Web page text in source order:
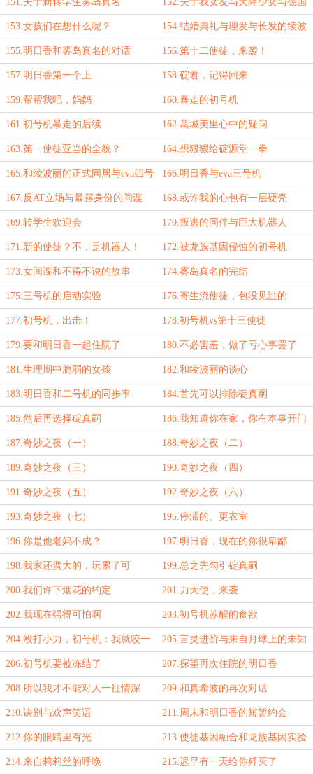
大小姐的惨烈修罗场
153.女孩们在想什么呢？ 154.结婚典礼与理发与长发的绫波
丽
155.明日香和雾岛真名的对话 156.第十二使徒，来袭！
157.明日香第一个上 158.碇君，记得回来
159.帮帮我吧，妈妈 160.暴走的初号机
161.初号机暴走的后续 162.葛城美里心中的疑问
163.第一使徒亚当的全貌？ 164.想狠狠给碇源堂一拳
165.和绫波丽的正式同居与eva四号
机
166.明日香与eva三号机
167.反AT立场与暴露身份的间谍 168.或许我的心包有一层硬壳
169.转学生欢迎会 170.叛逃的同伴与巨大机器人
171.新的使徒？不，是机器人！ 172.被龙族基因侵蚀的初号机
173.女间谍和不得不说的故事 174.雾岛真名的完结
175.三号机的启动实验 176.寄生流使徒，包没见过的
177.初号机，出击！ 178.初号机vs第十三使徒
179.要和明日香一起住院了 180.不必害羞，做了亏心事罢了
181.生理期中脆弱的女孩 182.和绫波丽的谈心
183.明日香和二号机的同步率 184.首先可以排除碇真嗣
185.然后再选择碇真嗣 186.我知道你在家，你有本事开门
啊
187.奇妙之夜（一） 188.奇妙之夜（二）
189.奇妙之夜（三） 190.奇妙之夜（四）
191.奇妙之夜（五） 192.奇妙之夜（六）
193.奇妙之夜（七） 195.停滞的、更衣室
196.你是他老妈不成？ 197.明日香，现在的你很卑鄙
198.我家还蛮大的，玩累了可
以……
199.总之先勾引碇真嗣
200.我们许下烟花的约定 201.力天使，来袭
202.我现在强得可怕啊 203.初号机苏醒的食欲
204.殴打小力，初号机：我就咬一
口
205.言灵进阶与来自月球上的未知
使徒
206.初号机要被冻结了 207.探望再次住院的明日香
208.所以我才不能对人一往情深 209.和真希波的再次对话
210.诀别与欢声笑语 211.周末和明日香的短暂约会
212.你的眼睛里有光 213.使徒基因融合和龙族基因实验
214.来自莉莉丝的呼唤 215.迟早有一天给你歼灭了